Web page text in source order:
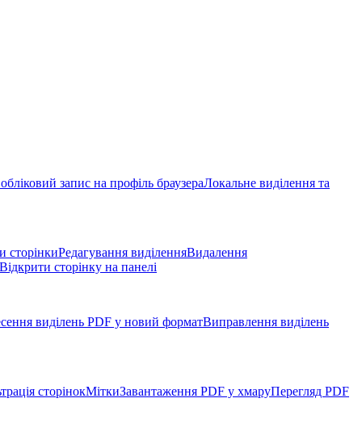
запис на профіль браузераЛокальне виділення та
сторінкиРедагування виділенняВидалення
Відкрити сторінку на панелі
виділень PDF у новий форматВиправлення виділень
сторінокМіткиЗавантаження PDF у хмаруПерегляд PDF